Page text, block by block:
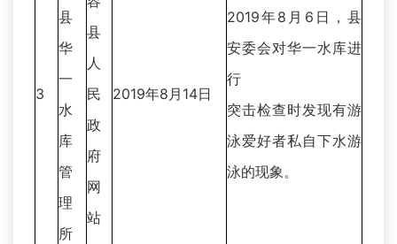
3
县
华
一
水
库
管
理
所
县
人
民
政
府
网
站
2019年8月14日
2019年8月6日，县
安委会对华一水库进
行
突击检查时发现有游
泳爱好者私自下水游
泳的现象。